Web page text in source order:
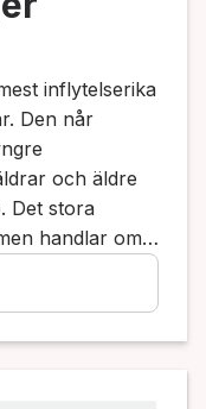
inflytelserika
Den når
och äldre
Det stora
handlar om
I